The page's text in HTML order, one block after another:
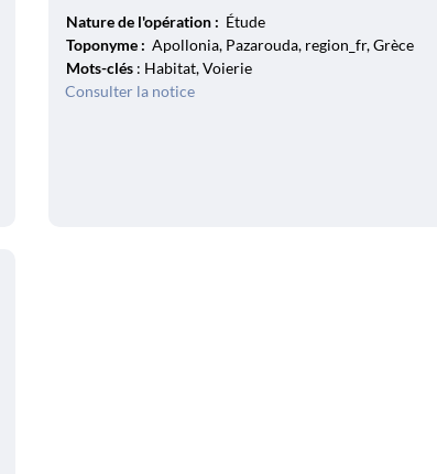
Nature de l'opération : Étude
Toponyme : Apollonia, Pazarouda, region_fr, Grèce
Mots-clés : Habitat, Voierie
Consulter la notice